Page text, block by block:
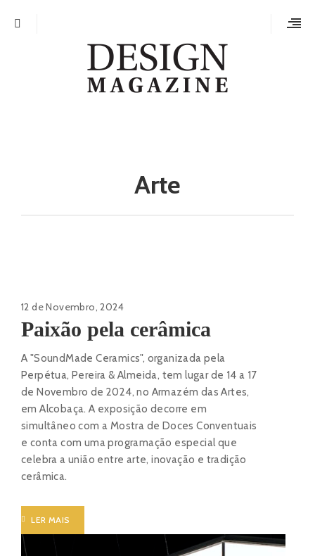
Arte
12 de Novembro, 2024
Paixão pela cerâmica
A "SoundMade Ceramics", organizada pela
Perpétua, Pereira & Almeida, tem lugar de 14 a 17
de Novembro de 2024, no Armazém das Artes,
em Alcobaça. A exposição decorre em
simultâneo com a Mostra de Doces Conventuais
e conta com uma programação especial que
celebra a união entre arte, inovação e tradição
cerâmica.
LER MAIS